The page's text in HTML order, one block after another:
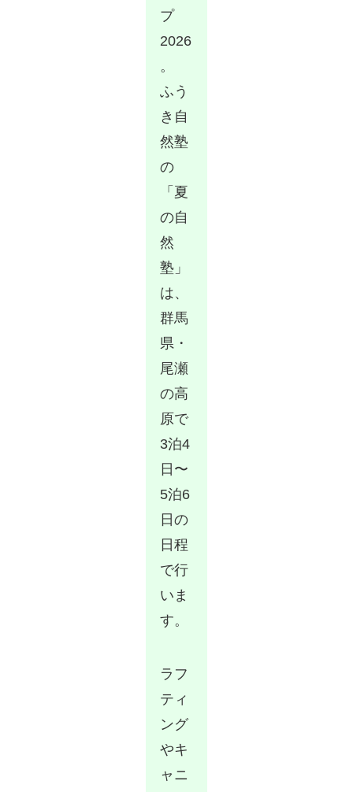
プ
2026
。
ふう
き自
然塾
の
「夏
の自
然
塾」
は、
群馬
県・
尾瀬
の高
原で
3泊4
日〜
5泊6
日の
日程
で行
いま
す。
ラフ
ティ
ング
やキ
ャニ